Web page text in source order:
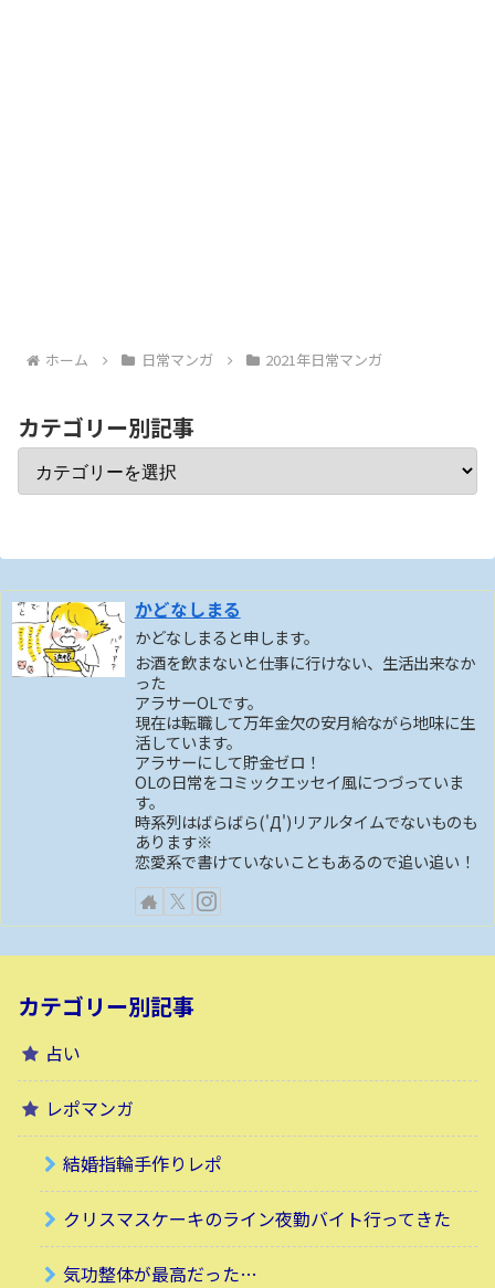
ホーム 日常マンガ 2021年日常マンガ
カテゴリー別記事
かどなしまる
かどなしまると申します。
お酒を飲まないと仕事に行けない、生活出来なか
った
アラサーOLです。
現在は転職して万年金欠の安月給ながら地味に生
活しています。
アラサーにして貯金ゼロ！
OLの日常をコミックエッセイ風につづっていま
す。
時系列はばらばら('Д')リアルタイムでないものも
あります※
恋愛系で書けていないこともあるので追い追い！
カテゴリー別記事
占い
レポマンガ
結婚指輪手作りレポ
クリスマスケーキのライン夜勤バイト行ってきた
気功整体が最高だった…